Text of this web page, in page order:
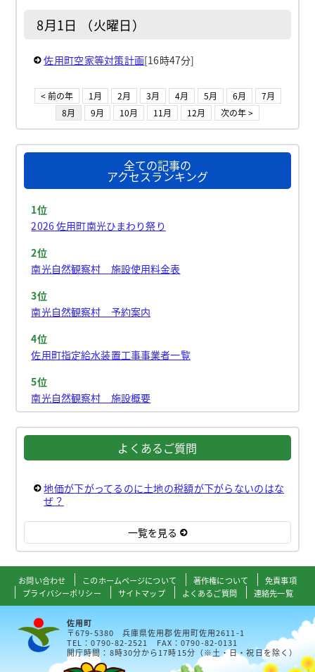
8月1日 （火曜日）
佐用町空家等対策計画[16時47分]
< 前の年 1月 2月 3月 4月 5月 6月
7月
8月
9月 10月 11月 12月 次の年 >
全ての記事の
アクセスランキング
1位
2026 佐用町南光ひまわり祭り
2位
南光自然観察村 施設使用料金表
3位
南光自然観察村 予約案内
4位
佐用町指定給水装置工事事業者一覧
5位
南光自然観察村 施設概要
よくあるご質問
地価が下がってるのに土地の税額が下がらないのはな
ぜ？
一覧を見る
お問い合わせ このホームページについて 著作権について
免責事項
プライバシーポリシー
サイトマップ よくあるご質問 連絡先一覧
佐用町
〒679-5380 兵庫県佐用郡佐用町佐用2611-1
TEL：0790-82-2521 FAX：0790-82-0131
開庁時間：8時30分から17時15分（※土・日・祝日を除く）